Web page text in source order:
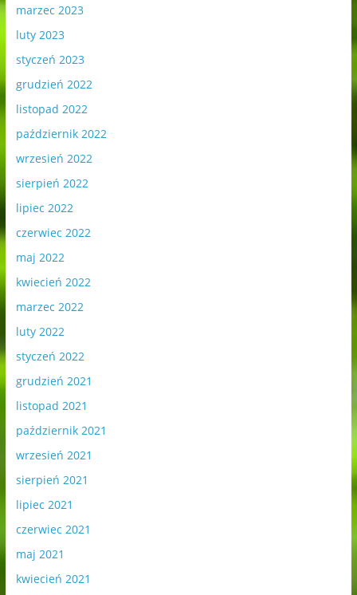
marzec 2023
luty 2023
styczeń 2023
grudzień 2022
listopad 2022
październik 2022
wrzesień 2022
sierpień 2022
lipiec 2022
czerwiec 2022
maj 2022
kwiecień 2022
marzec 2022
luty 2022
styczeń 2022
grudzień 2021
listopad 2021
październik 2021
wrzesień 2021
sierpień 2021
lipiec 2021
czerwiec 2021
maj 2021
kwiecień 2021